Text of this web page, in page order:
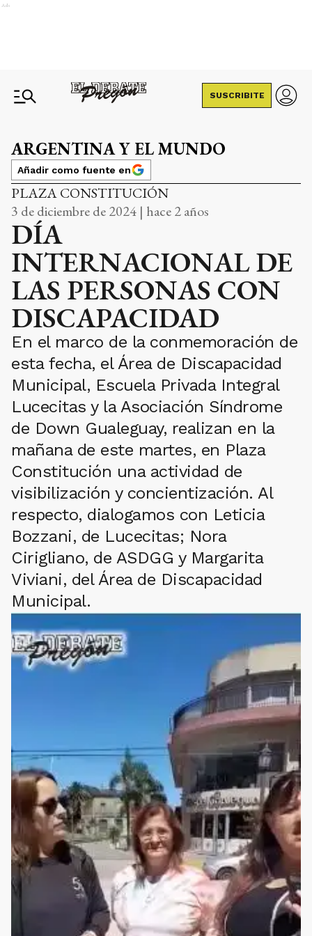
Ads
SUSCRIBITE
ARGENTINA Y EL MUNDO
Añadir como fuente en
PLAZA CONSTITUCIÓN
3 de diciembre de 2024 | hace 2 años
DÍA
INTERNACIONAL DE
LAS PERSONAS CON
DISCAPACIDAD
En el marco de la conmemoración de
esta fecha, el Área de Discapacidad
Municipal, Escuela Privada Integral
Lucecitas y la Asociación Síndrome
de Down Gualeguay, realizan en la
mañana de este martes, en Plaza
Constitución una actividad de
visibilización y concientización. Al
respecto, dialogamos con Leticia
Bozzani, de Lucecitas; Nora
Cirigliano, de ASDGG y Margarita
Viviani, del Área de Discapacidad
Municipal.